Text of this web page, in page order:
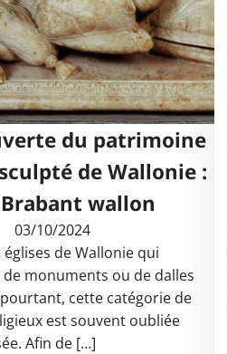
du patrimoine
de Wallonie :
wallon
03/10/2024
de Wallonie qui
de monuments ou de dalles
cette catégorie de
est souvent oubliée
Afin de […]